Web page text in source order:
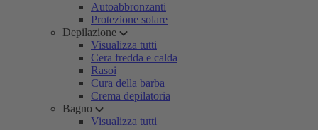
Autoabbronzanti
Protezione solare
Depilazione
Visualizza tutti
Cera fredda e calda
Rasoi
Cura della barba
Crema depilatoria
Bagno
Visualizza tutti